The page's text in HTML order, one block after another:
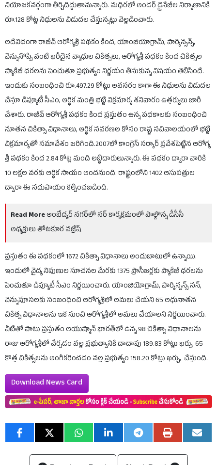
నియోజకవర్గంగా తీర్చిదిద్దుతామన్నారు. మధిరలో అండర్ డ్రైనేజీల నిర్మాణానికి
రూ.128 కోట్ల నిధులను విడుదల చేస్తున్నట్లు వెల్లడించారు.
అదేవిధంగా రాజీవ్ ఆరోగ్యశ్రీ పథకం కింద, యాంజియోగ్రామ్, పార్కిన్సన్స్,
వెన్నునొప్పి వంటి ఖరీదైన వ్యాధుల చికిత్సలు, ఆరోగ్యశ్రీ పథకం కింద చికిత్సల
ప్యాకేజీ ధరలను పెంచుతూ ప్రభుత్వం నిర్ణయం తీసుకున్న విషయం తెలిసిందే.
ఇందుకు సంబంధించి రూ.497.29 కోట్లు అవసరం కాగా ఈ నిధులను విడుదల
చేస్తూ డిప్యూటీ సీఎం, ఆర్థిక మంత్రి భట్టి విక్రమార్క శనివారం ఉత్తర్వులు జారీ
చేశారు. రాజీవ్ ఆరోగ్యశ్రీ పథకం కింద ప్రస్తుతం ఉన్న పథకాలకు సంబంధించి
నూతన చికిత్సా విధానాలు, ఆర్థిక సవరణల కోసం రాష్ట్ర సచివాలయంలో భట్టి
విక్రమార్కతో సమావేశం జరిగింది.2007లో కాంగ్రెస్ సర్కార్ ప్రవేశపెట్టిన ఆరోగ్య
శ్రీ పథకం కింద 2.84 కోట్ల మంది లబ్ధిదారులున్నారు. ఈ పథకం ద్వారా వారికి
10 లక్షల వరకు ఆర్థిక సాయం అందనుంది. రాష్ట్రంలోని 1402 ఆసుపత్రుల
ద్వారా ఈ సదుపాయం కల్పించబడింది.
Read Moreఅంబేద్కర్ నగర్‌లో సర్ కార్యక్రమంలో పాల్గొన్న డీసీసీ
అధ్యక్షులు తోటకూర వజ్రేష్
ప్రస్తుతం ఈ పథకంలో 1672 చికిత్సా విధానాలు అందుబాటులో ఉన్నాయి.
ఇందులో వైద్య నిపుణుల సూచనల మేరకు 1375 ప్రొసీజర్లకు ప్యాకేజీ ధరలను
పెంచుతూ డిప్యూటీ సీఎం నిర్ణయించారు. యాంజియోగ్రామ్, పార్కిన్సన్స్ సన్,
వెన్నుపూసలకు సంబంధించి ఆరోగ్యశ్రీలో అమలు చేయని 65 అధునాతన
చికిత్స విధానాలను ఇక నుంచి ఆరోగ్యశ్రీలో అమలు చేయాలని నిర్ణయించారు.
వీటితో పాటు ప్రస్తుతం ఆయుష్మాన్ భారత్‌లో ఉన్న 98 చికిత్సా విధానాలను
రాజు ఆరోగ్యశ్రీలో చేర్చడం వల్ల ప్రభుత్వానికి దాదాపు 189.83 కోట్లు ఖర్చు, 65
కొత్త చికిత్సలను అంగీకరించడం వల్ల ప్రభుత్వం 158.20 కోట్లు ఖర్చు, చేస్తుంది.
Download News Card